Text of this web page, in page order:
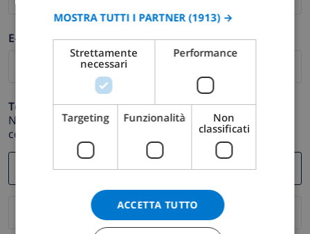
E-mail *
Telefono *
Nel caso in cui il tuo indirizzo email non funzioni
correttamente.
DANISH
NORWEGIAN
MOSTRA TUTTI I PARTNER (1913) →
Strettamente
necessari
Performance
Targeting Funzionalità
Non
classificati
ACCETTA TUTTO